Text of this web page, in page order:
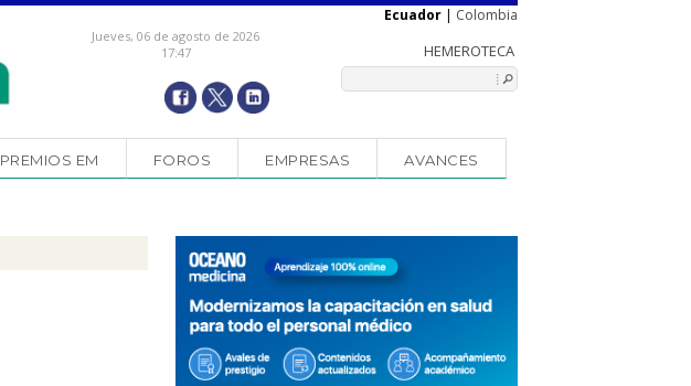
Jueves, 06 de agosto de 2026
17:47
Ecuador | Colombia
PREMIOS EM FOROS EMPRESAS AVANCES